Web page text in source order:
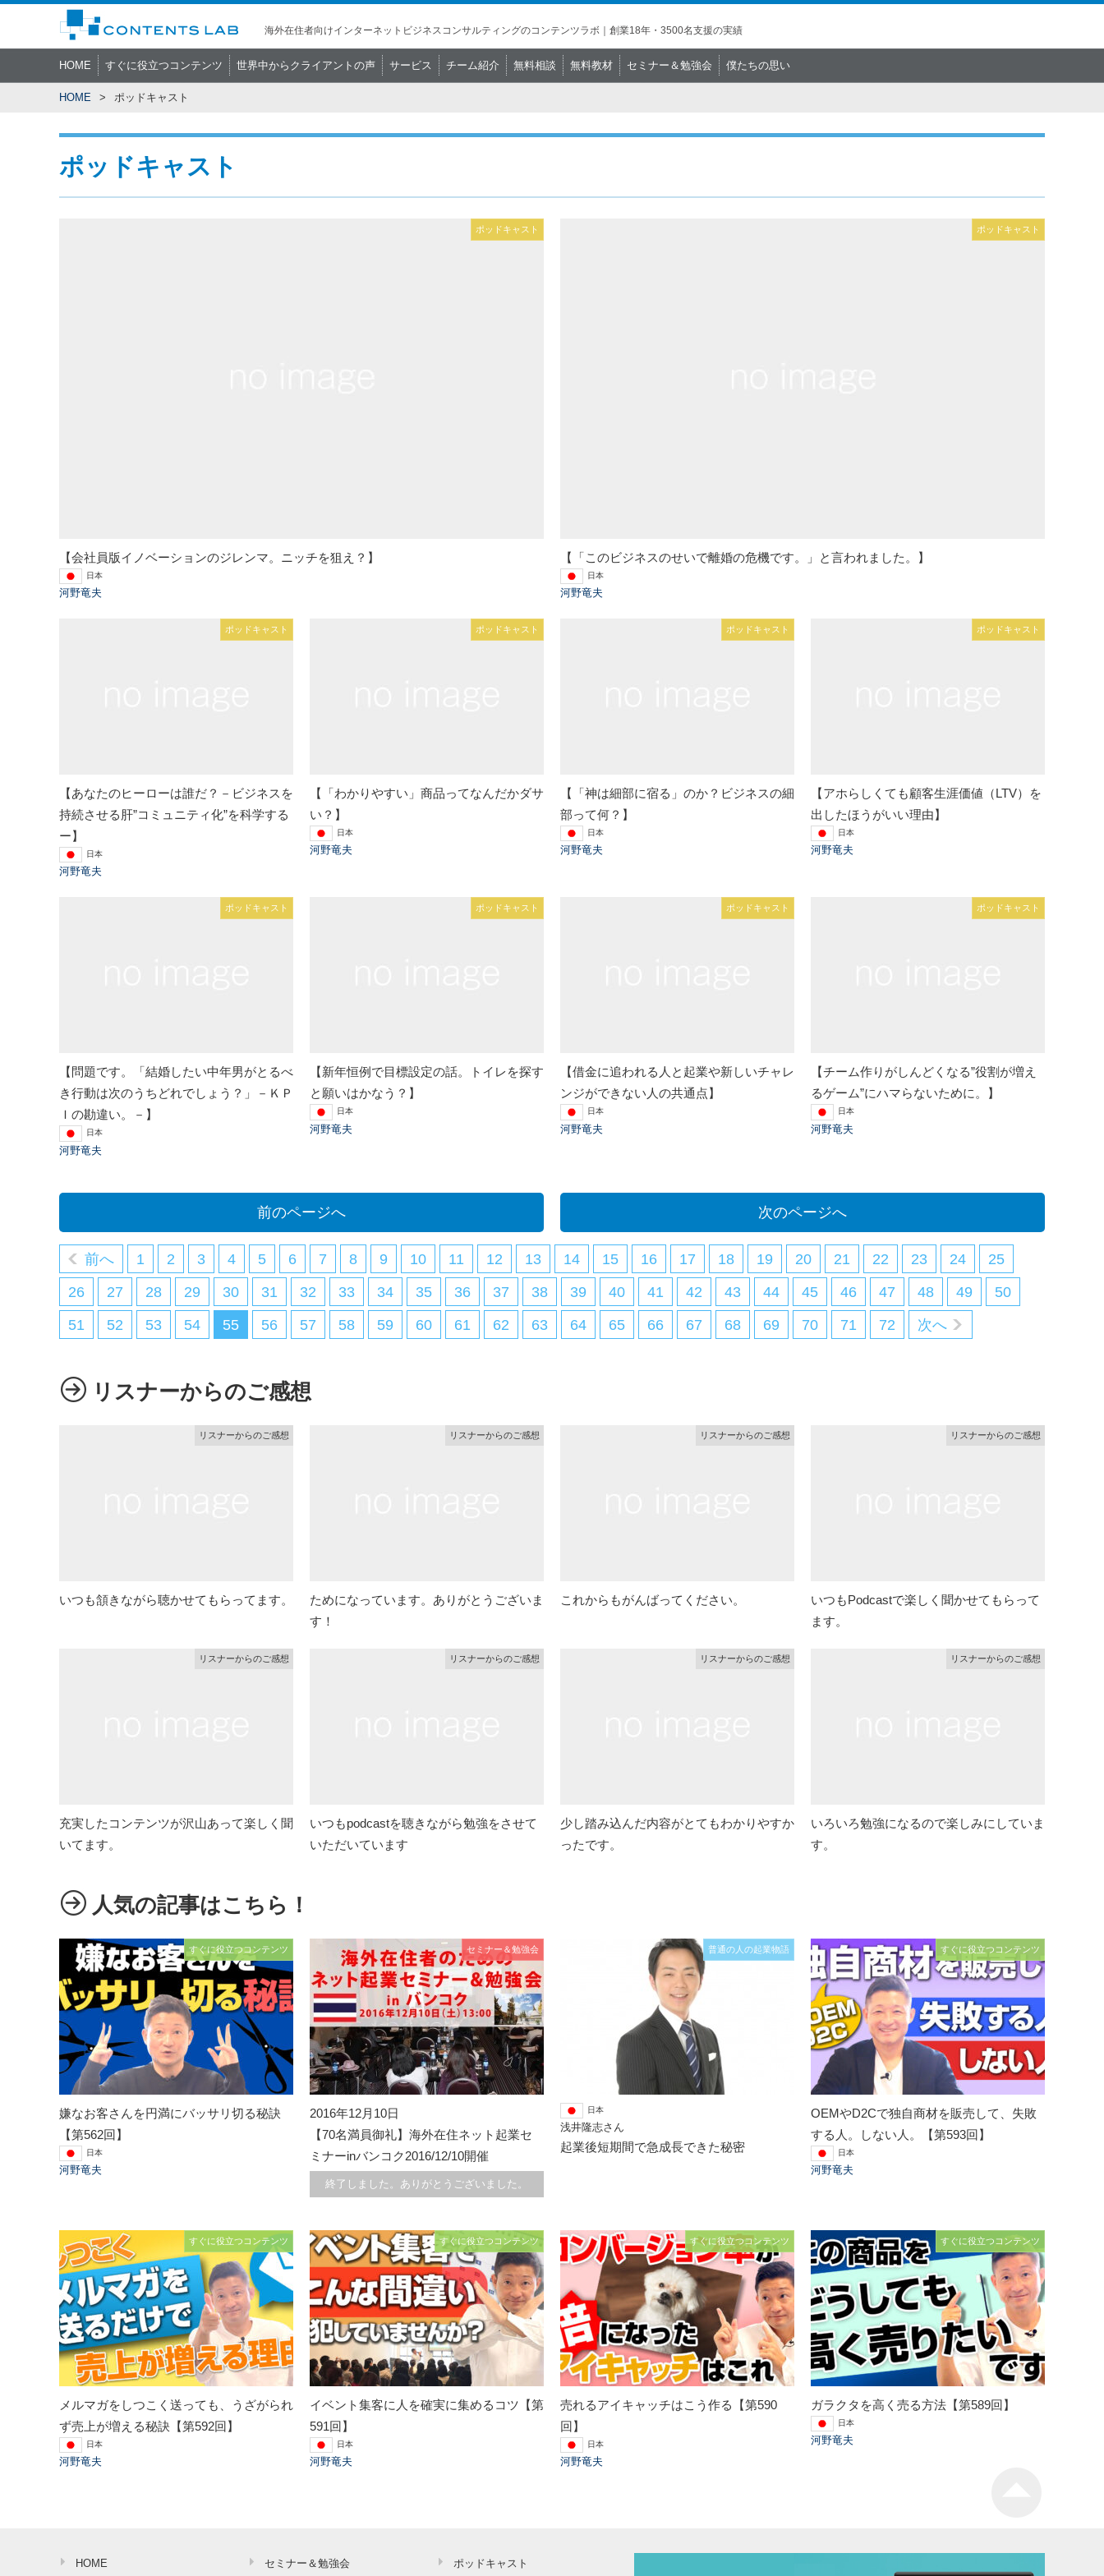
海外在住者向けインターネットビジネスコンサルティングのコンテンツラボ｜創業18年・3500名支援の実績
HOME すぐに役立つコンテンツ 世界中からクライアントの声 サービス チーム紹介 無料相談 無料教材 セミナー＆勉強会 僕たちの思い
HOME ポッドキャスト
ポッドキャスト
ポッドキャスト
【会社員版イノベーションのジレンマ。ニッチを狙え？】
日本
河野竜夫
ポッドキャスト
【「このビジネスのせいで離婚の危機です。」と言われました。】
日本
河野竜夫
ポッドキャスト
【あなたのヒーローは誰だ？－ビジネスを
持続させる肝”コミュニティ化”を科学する
ー】
日本
河野竜夫
ポッドキャスト
【「わかりやすい」商品ってなんだかダサ
い？】
日本
河野竜夫
ポッドキャスト
【「神は細部に宿る」のか？ビジネスの細
部って何？】
日本
河野竜夫
ポッドキャスト
【アホらしくても顧客生涯価値（LTV）を
出したほうがいい理由】
日本
河野竜夫
ポッドキャスト
【問題です。「結婚したい中年男がとるべ
き行動は次のうちどれでしょう？」－ＫＰ
Ｉの勘違い。－】
日本
河野竜夫
ポッドキャスト
【新年恒例で目標設定の話。トイレを探す
と願いはかなう？】
日本
河野竜夫
ポッドキャスト
【借金に追われる人と起業や新しいチャレ
ンジができない人の共通点】
日本
河野竜夫
ポッドキャスト
【チーム作りがしんどくなる”役割が増え
るゲーム”にハマらないために。】
日本
河野竜夫
次のページへ
前のページへ
前へ 1 2 3 4 5 6 7 8 9 10 11 12 13 14 15 16 17 18 19 20 21 22 23 24
25
26
27 28 29 30 31 32 33 34 35 36 37 38 39 40 41 42 43 44 45 46 47 48 49
50
51
52 53 54 55 56 57 58 59 60 61 62 63 64 65 66 67 68 69 70 71 72 次へ
リスナーからのご感想
リスナーからのご感想
いつも頷きながら聴かせてもらってます。
リスナーからのご感想
ためになっています。ありがとうございま
す！
リスナーからのご感想
これからもがんばってください。
リスナーからのご感想
いつもPodcastで楽しく聞かせてもらって
ます。
リスナーからのご感想
充実したコンテンツが沢山あって楽しく聞
いてます。
リスナーからのご感想
いつもpodcastを聴きながら勉強をさせて
いただいています
リスナーからのご感想
少し踏み込んだ内容がとてもわかりやすか
ったです。
リスナーからのご感想
いろいろ勉強になるので楽しみにしていま
す。
人気の記事はこちら！
すぐに役立つコンテンツ
嫌なお客さんを円満にバッサリ切る秘訣
【第562回】
日本
河野竜夫
セミナー＆勉強会
2016年12月10日
【70名満員御礼】海外在住ネット起業セ
ミナーinバンコク2016/12/10開催
終了しました。ありがとうございました。
普通の人の起業物語
日本
浅井隆志さん
起業後短期間で急成長できた秘密
すぐに役立つコンテンツ
OEMやD2Cで独自商材を販売して、失敗
する人。しない人。【第593回】
日本
河野竜夫
すぐに役立つコンテンツ
メルマガをしつこく送っても、うざがられ
ず売上が増える秘訣【第592回】
日本
河野竜夫
すぐに役立つコンテンツ
イベント集客に人を確実に集めるコツ【第
591回】
日本
河野竜夫
すぐに役立つコンテンツ
売れるアイキャッチはこう作る【第590
回】
日本
河野竜夫
すぐに役立つコンテンツ
ガラクタを高く売る方法【第589回】
日本
河野竜夫
HOME セミナー＆勉強会 ポッドキャスト